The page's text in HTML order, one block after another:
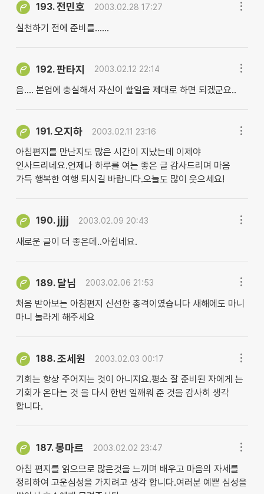
193.전민호 2003.02.28 17:27
실천하기 전에 준비를......
192.판타지 2003.02.12 22:14
음.... 본업에 충실해서 자신이 할일을 제대로 하면 되겠군요..
191.오지하 2003.02.11 23:16
아침편지를 만난지도 많은 시간이 지났는데 이제야
인사드리네요.언제나 하루를 여는 좋은 글 감사드리며 마음
가득 행복한 여행 되시길 바랍니다.오늘도 많이 웃으세요!
190. jjjj 2003.02.09 20:43
새로운 글이 더 좋은데..아쉽네요.
189. 달님 2003.02.06 21:53
처음 받아보는 아침편지 신선한 총격이였습니다 새해에도 마니
마니 놀라게 해주세요
188.조세원 2003.02.03 00:17
기회는 항상 주어지는 것이 아니지요.평소 잘 준비된 자에게 는
기회가 온다는 것 을 다시 한번 일깨워 준 것을 감사히 생각
합니다.
187.몽마르 2003.02.02 23:47
아침 편지를 읽으므로 많은것을 느끼며 배우고 마음의 자세를
정리하여 고운심성을 가지려고 생각 합니다.여러분 예쁜 심성을